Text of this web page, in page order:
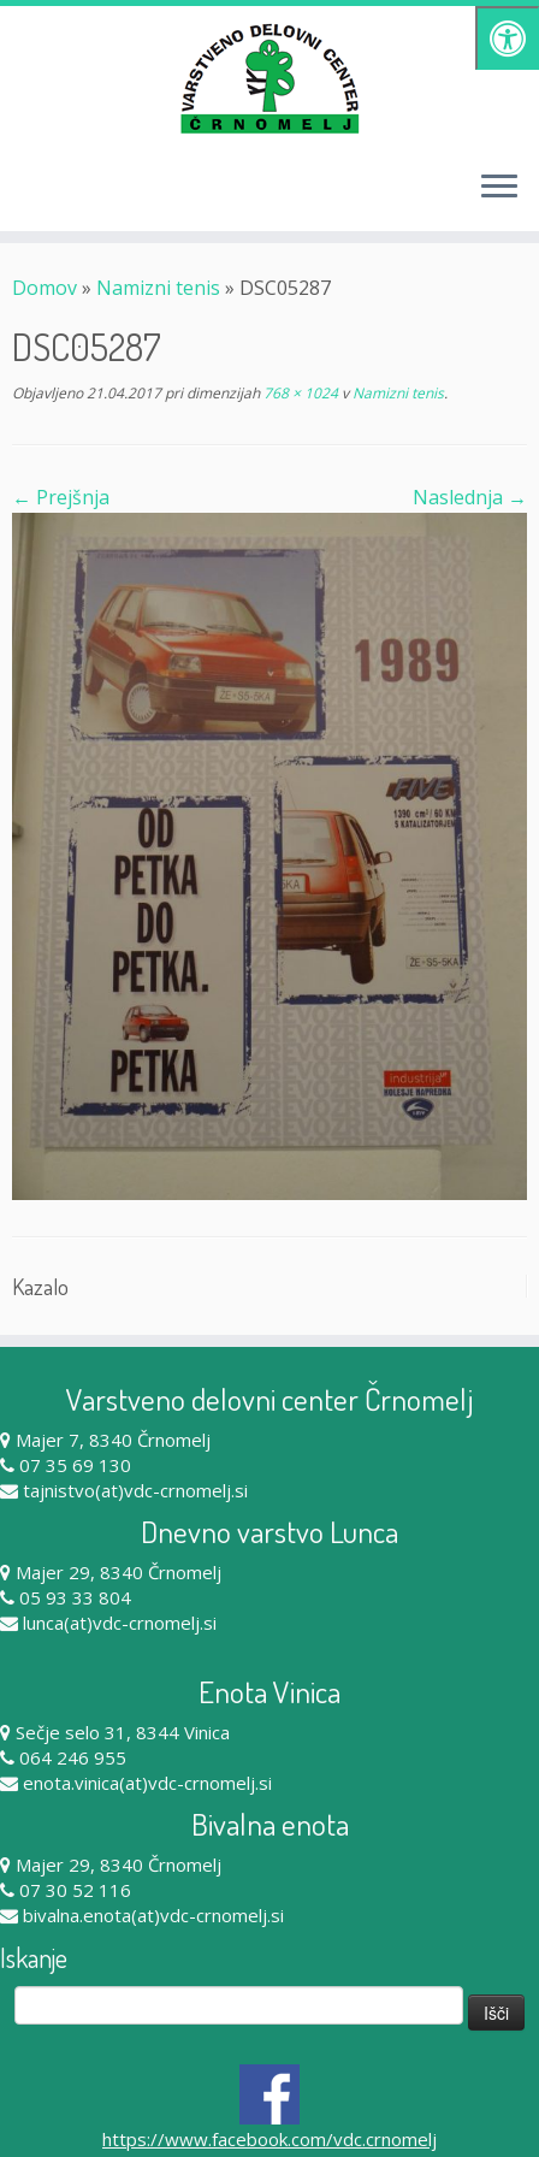
Skoči
Domov» Namizni tenis » DSC05287
DSC05287
Objavljeno21.04.2017pri dimenzijah768 × 1024vNamizni tenis.
← Prejšnja Naslednja →
Kazalo
Varstveno delovni center Črnomelj
Majer 7, 8340 Črnomelj
07 35 69 130
tajnistvo(at)vdc-crnomelj.si
Dnevno varstvo Lunca
Majer 29, 8340 Črnomelj
05 93 33 804
lunca(at)vdc-crnomelj.si
Enota Vinica
Sečje selo 31, 8344 Vinica
064 246 955
enota.vinica(at)vdc-crnomelj.si
Bivalna enota
Majer 29, 8340 Črnomelj
07 30 52 116
bivalna.enota(at)vdc-crnomelj.si
Iskanje
Išči:
https://www.facebook.com/vdc.crnomelj